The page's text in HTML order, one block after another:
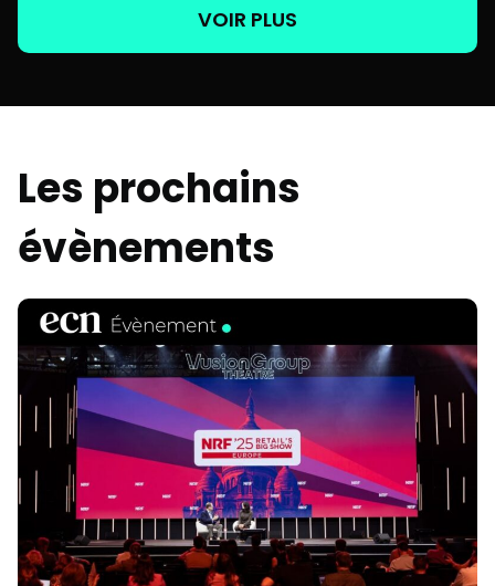
VOIR PLUS
Les prochains
évènements